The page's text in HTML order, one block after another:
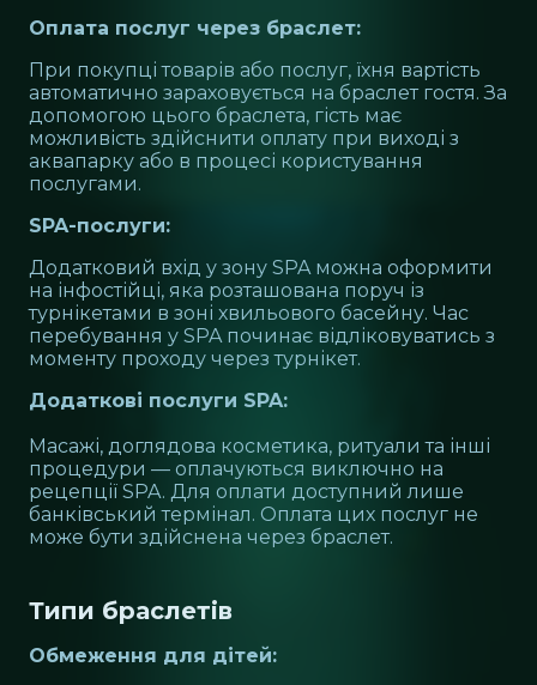
Оплата послуг через браслет:
При покупці товарів або послуг, їхня вартість
автоматично зараховується на браслет гостя. За
допомогою цього браслета, гість має
можливість здійснити оплату при виході з
аквапарку або в процесі користування
послугами.
SPA-послуги:
Додатковий вхід у зону SPA можна оформити
на інфостійці, яка розташована поруч із
турнікетами в зоні хвильового басейну. Час
перебування у SPA починає відліковуватись з
моменту проходу через турнікет.
Додаткові послуги SPA:
Масажі, доглядова косметика, ритуали та інші
процедури — оплачуються виключно на
рецепції SPA. Для оплати доступний лише
банківський термінал. Оплата цих послуг не
може бути здійснена через браслет.
Типи браслетів
Обмеження для дітей: